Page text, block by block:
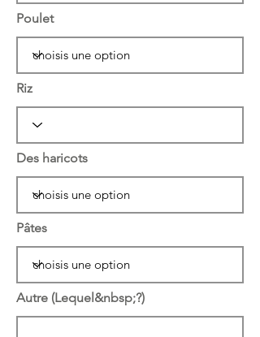
Poulet
Riz
Des haricots
Pâtes
Autre (Lequel&nbsp;?)